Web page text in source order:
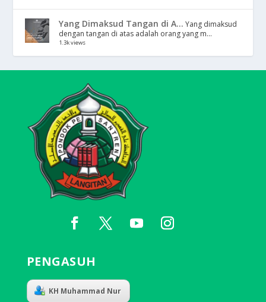
Yang Dimaksud Tangan di A... Yang dimaksud
dengan tangan di atas adalah orang yang m...
1.3k views
PENGASUH
KH Muhammad Nur